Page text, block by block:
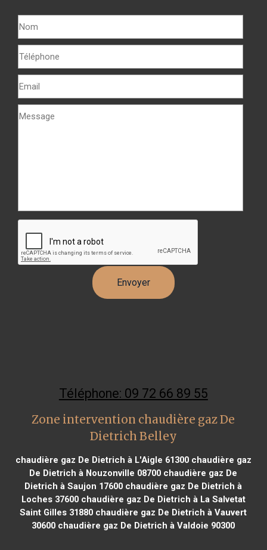
Téléphone: 09 72 66 89 55
Zone intervention chaudière gaz De
Dietrich Belley
chaudière gaz De Dietrich à L'Aigle 61300chaudière gaz
De Dietrich à Nouzonville 08700 chaudière gaz De
Dietrich à Saujon 17600 chaudière gaz De Dietrich à
Loches 37600chaudière gaz De Dietrich à La Salvetat
Saint Gilles 31880 chaudière gaz De Dietrich à Vauvert
30600 chaudière gaz De Dietrich à Valdoie 90300